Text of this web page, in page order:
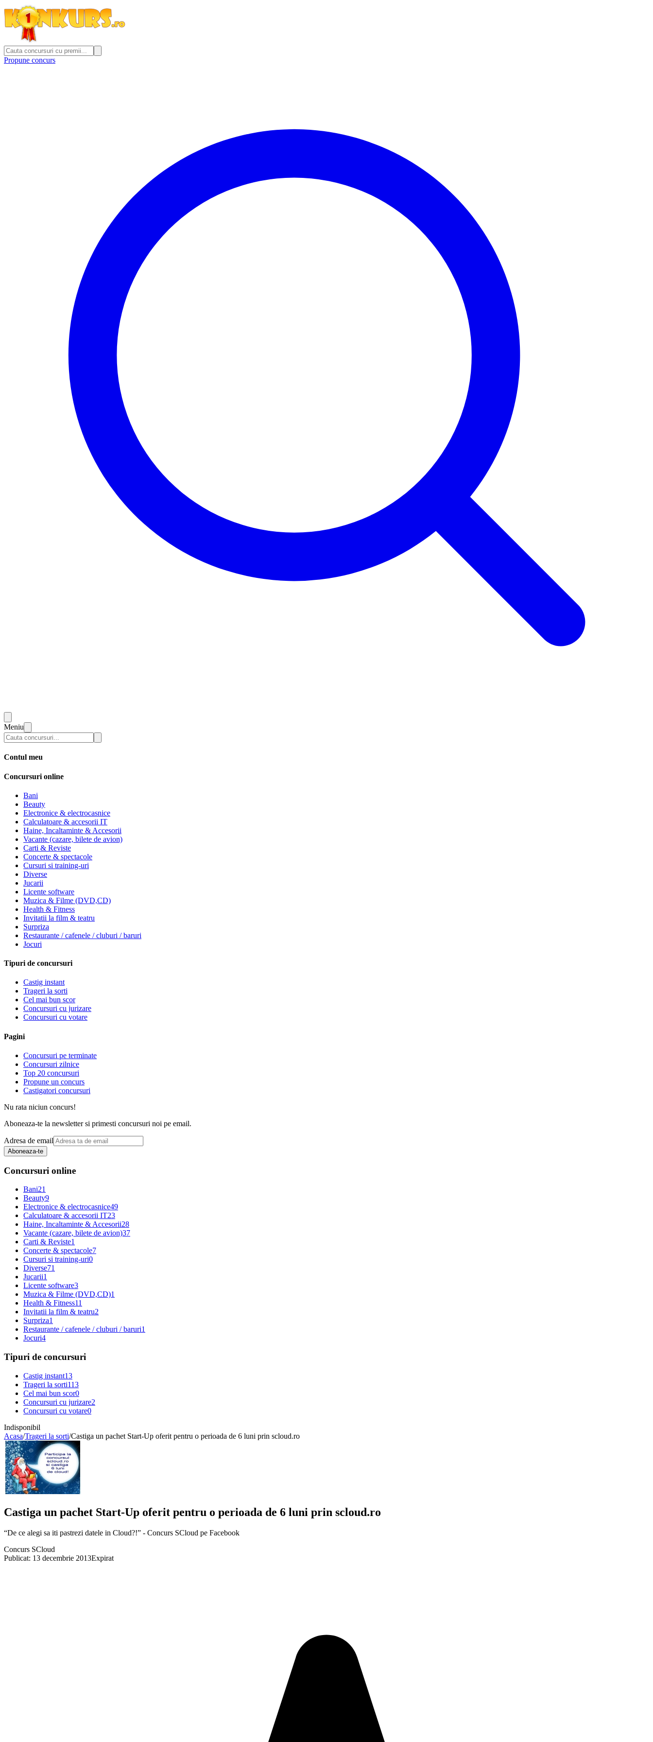
Propune concurs
Meniu
Contul meu
Concursuri online
Bani
Beauty
Electronice & electrocasnice
Calculatoare & accesorii IT
Haine, Incaltaminte & Accesorii
Vacante (cazare, bilete de avion)
Carti & Reviste
Concerte & spectacole
Cursuri si training-uri
Diverse
Jucarii
Licente software
Muzica & Filme (DVD,CD)
Health & Fitness
Invitatii la film & teatru
Surpriza
Restaurante / cafenele / cluburi / baruri
Jocuri
Tipuri de concursuri
Castig instant
Trageri la sorti
Cel mai bun scor
Concursuri cu jurizare
Concursuri cu votare
Pagini
Concursuri pe terminate
Concursuri zilnice
Top 20 concursuri
Propune un concurs
Castigatori concursuri
Nu rata niciun concurs!
Aboneaza-te la newsletter si primesti concursuri noi pe email.
Adresa de email
Aboneaza-te
Concursuri online
Bani21
Beauty9
Electronice & electrocasnice49
Calculatoare & accesorii IT23
Haine, Incaltaminte & Accesorii28
Vacante (cazare, bilete de avion)37
Carti & Reviste1
Concerte & spectacole7
Cursuri si training-uri0
Diverse71
Jucarii1
Licente software3
Muzica & Filme (DVD,CD)1
Health & Fitness11
Invitatii la film & teatru2
Surpriza1
Restaurante / cafenele / cluburi / baruri1
Jocuri4
Tipuri de concursuri
Castig instant13
Trageri la sorti113
Cel mai bun scor0
Concursuri cu jurizare2
Concursuri cu votare0
Indisponibil
Acasa/Trageri la sorti/Castiga un pachet Start-Up oferit pentru o perioada de 6 luni prin scloud.ro
Castiga un pachet Start-Up oferit pentru o perioada de 6 luni prin scloud.ro
“De ce alegi sa iti pastrezi datele in Cloud?!” - Concurs SCloud pe Facebook
Concurs SCloud
Publicat: 13 decembrie 2013Expirat